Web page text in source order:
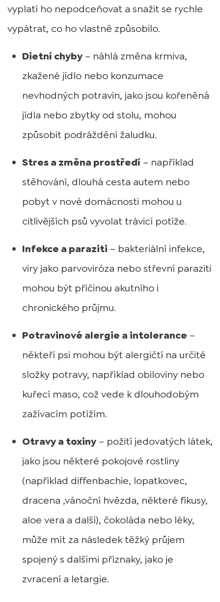
vyplatí ho nepodceňovat a snažit se rychle
vypátrat, co ho vlastně způsobilo.
Dietní chyby – náhlá změna krmiva,
zkažené jídlo nebo konzumace
nevhodných potravin, jako jsou kořeněná
jídla nebo zbytky od stolu, mohou
způsobit podráždění žaludku.
Stres a změna prostředí – například
stěhování, dlouhá cesta autem nebo
pobyt v nové domácnosti mohou u
citlivějších psů vyvolat trávicí potíže.
Infekce a paraziti – bakteriální infekce,
viry jako parvoviróza nebo střevní paraziti
mohou být příčinou akutního i
chronického průjmu.
Potravinové alergie a intolerance –
někteří psi mohou být alergičtí na určité
složky potravy, například obiloviny nebo
kuřecí maso, což vede k dlouhodobým
zažívacím potížím.
Otravy a toxiny – požití jedovatých látek,
jako jsou některé pokojové rostliny
(například diffenbachie, lopatkovec,
dracena ,vánoční hvězda, některé fíkusy,
aloe vera a další), čokoláda nebo léky,
může mít za následek těžký průjem
spojený s dalšími příznaky, jako je
zvracení a letargie.